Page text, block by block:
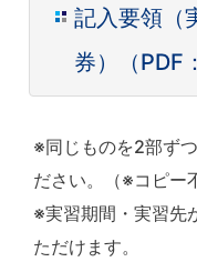
記入要領（
券）（PDF
※同じものを2部ず
ださい。（※コピー
※実習期間・実習先
ただけます。